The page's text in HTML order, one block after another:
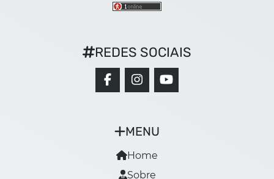
MENU
Home
Sobre
REDES SOCIAIS